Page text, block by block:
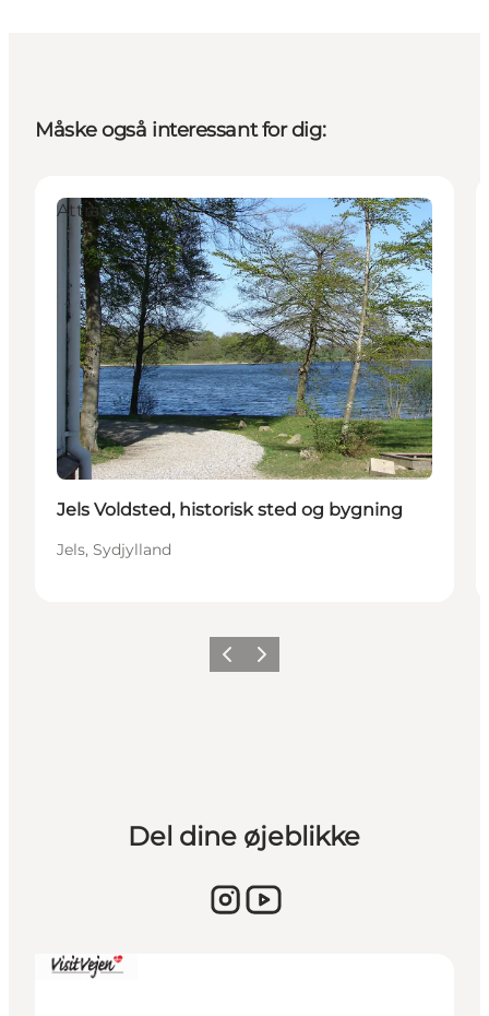
Måske også interessant for dig:
Attraktioner
Jels Voldsted, historisk sted og bygning
Jels, Sydjylland
Forrige billede
Næste billede
Del dine øjeblikke